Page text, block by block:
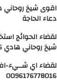
دعاء الحاجة
لقضاء الحوائج
شيخ روحاني هادي 0096176778016
لقضاء اي شــيء-
0096176778016